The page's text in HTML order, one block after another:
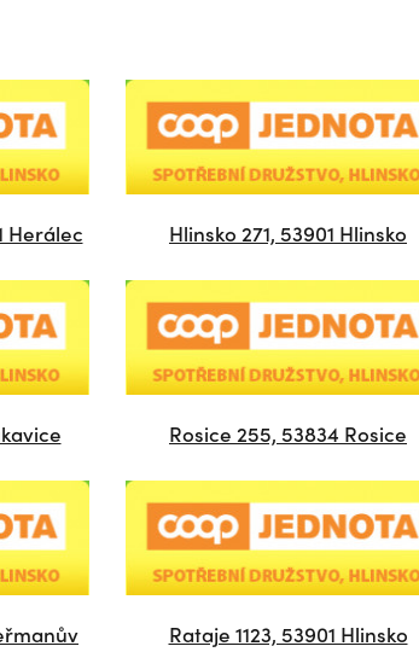
Herálec Hlinsko 271, 53901 Hlinsko
Rosice 255, 53834 Rosice
Rataje 1123, 53901 Hlinsko